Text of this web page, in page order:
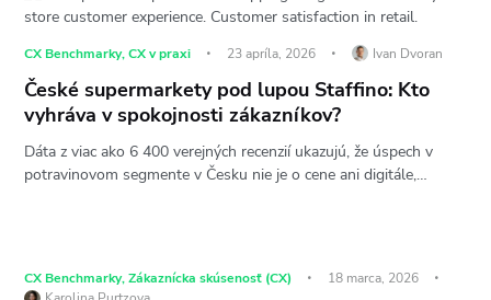
CX Benchmarky,CX v praxi 23 apríla, 2026 Ivan Dvoran
České supermarkety pod lupou Staffino: Kto
vyhráva v spokojnosti zákazníkov?
Dáta z viac ako 6 400 verejných recenzií ukazujú, že úspech v
potravinovom segmente v Česku nie je o cene ani digitále,…
CX Benchmarky,Zákaznícka skúsenosť (CX)
18 marca, 2026